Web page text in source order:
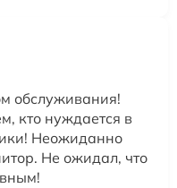
обслуживания!
кто нуждается в
Неожиданно
Не ожидал, что